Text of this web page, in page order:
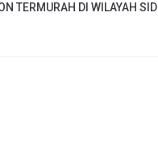
TERMURAH DI WILAYAH